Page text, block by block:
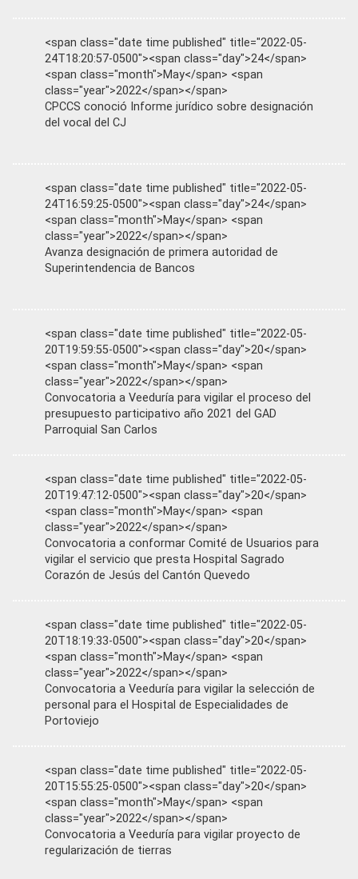
<span class="date time published" title="2022-05-
24T18:20:57-0500"><span class="day">24</span>
<span class="month">May</span> <span
class="year">2022</span></span>
CPCCS conoció Informe jurídico sobre designación
del vocal del CJ
<span class="date time published" title="2022-05-
24T16:59:25-0500"><span class="day">24</span>
<span class="month">May</span> <span
class="year">2022</span></span>
Avanza designación de primera autoridad de
Superintendencia de Bancos
<span class="date time published" title="2022-05-
20T19:59:55-0500"><span class="day">20</span>
<span class="month">May</span> <span
class="year">2022</span></span>
Convocatoria a Veeduría para vigilar el proceso del
presupuesto participativo año 2021 del GAD
Parroquial San Carlos
<span class="date time published" title="2022-05-
20T19:47:12-0500"><span class="day">20</span>
<span class="month">May</span> <span
class="year">2022</span></span>
Convocatoria a conformar Comité de Usuarios para
vigilar el servicio que presta Hospital Sagrado
Corazón de Jesús del Cantón Quevedo
<span class="date time published" title="2022-05-
20T18:19:33-0500"><span class="day">20</span>
<span class="month">May</span> <span
class="year">2022</span></span>
Convocatoria a Veeduría para vigilar la selección de
personal para el Hospital de Especialidades de
Portoviejo
<span class="date time published" title="2022-05-
20T15:55:25-0500"><span class="day">20</span>
<span class="month">May</span> <span
class="year">2022</span></span>
Convocatoria a Veeduría para vigilar proyecto de
regularización de tierras